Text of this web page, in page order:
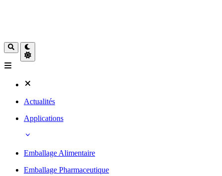
Actualités
Applications
Emballage Alimentaire
Emballage Pharmaceutique